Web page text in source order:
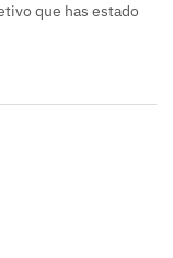
que has estado